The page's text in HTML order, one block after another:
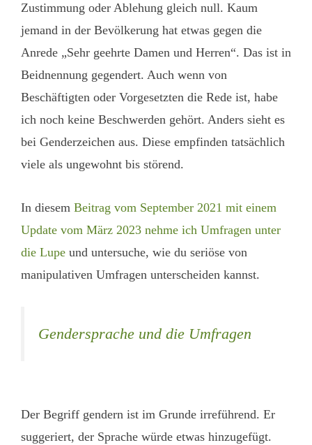
Zustimmung oder Ablehung gleich null. Kaum
jemand in der Bevölkerung hat etwas gegen die
Anrede „Sehr geehrte Damen und Herren“. Das ist in
Beidnennung gegendert. Auch wenn von
Beschäftigten oder Vorgesetzten die Rede ist, habe
ich noch keine Beschwerden gehört. Anders sieht es
bei Genderzeichen aus. Diese empfinden tatsächlich
viele als ungewohnt bis störend.
In diesem Beitrag vom September 2021 mit einem
Update vom März 2023 nehme ich Umfragen unter
die Lupe und untersuche, wie du seriöse von
manipulativen Umfragen unterscheiden kannst.
Gendersprache und die Umfragen
Der Begriff gendern ist im Grunde irreführend. Er
suggeriert, der Sprache würde etwas hinzugefügt.